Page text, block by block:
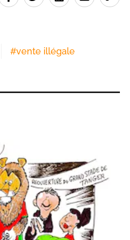
#vente illégale